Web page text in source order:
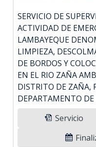
SERVICIO DE
ACTIVIDAD DE
LAMBAYEQUE
LIMPIEZA,
DE BORDOS Y
EN EL RIO ZAÑA
DISTRITO DE ZAÑA,
DEPARTAMENTO
Servicio